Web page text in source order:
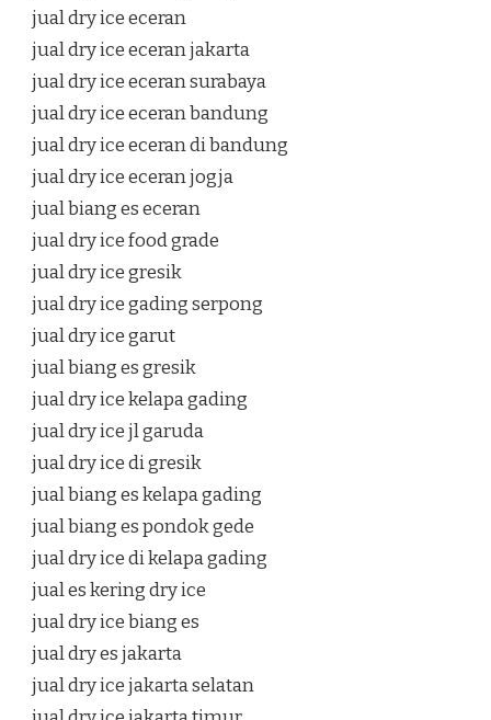
jual dry ice eceran
jual dry ice eceran jakarta
jual dry ice eceran surabaya
jual dry ice eceran bandung
jual dry ice eceran di bandung
jual dry ice eceran jogja
jual biang es eceran
jual dry ice food grade
jual dry ice gresik
jual dry ice gading serpong
jual dry ice garut
jual biang es gresik
jual dry ice kelapa gading
jual dry ice jl garuda
jual dry ice di gresik
jual biang es kelapa gading
jual biang es pondok gede
jual dry ice di kelapa gading
jual es kering dry ice
jual dry ice biang es
jual dry es jakarta
jual dry ice jakarta selatan